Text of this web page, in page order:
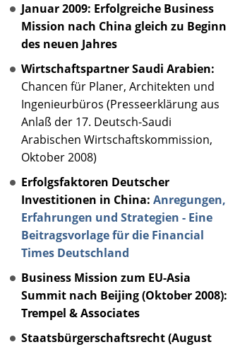
Januar 2009: Erfolgreiche Business
Mission nach China gleich zu Beginn
des neuen Jahres
Wirtschaftspartner Saudi Arabien:
Chancen für Planer, Architekten und
Ingenieurbüros (Presseerklärung aus
Anlaß der 17. Deutsch-Saudi
Arabischen Wirtschaftskommission,
Oktober 2008)
Erfolgsfaktoren Deutscher
Investitionen in China: Anregungen,
Erfahrungen und Strategien - Eine
Beitragsvorlage für die Financial
Times Deutschland
Business Mission zum EU-Asia
Summit nach Beijing (Oktober 2008):
Trempel & Associates
Staatsbürgerschaftsrecht (August